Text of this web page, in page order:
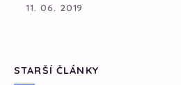
11. 06. 2019
STARŠÍ ČLÁNKY